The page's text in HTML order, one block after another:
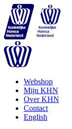
Webshop
Mijn KHN
Over KHN
Contact
English